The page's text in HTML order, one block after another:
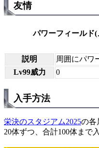
友情
パワーフィールド(
説明
周囲にパワ
Lv99威力
0
入手方法
栄決のスタジアム2025の各
20体ずつ、合計100体まで